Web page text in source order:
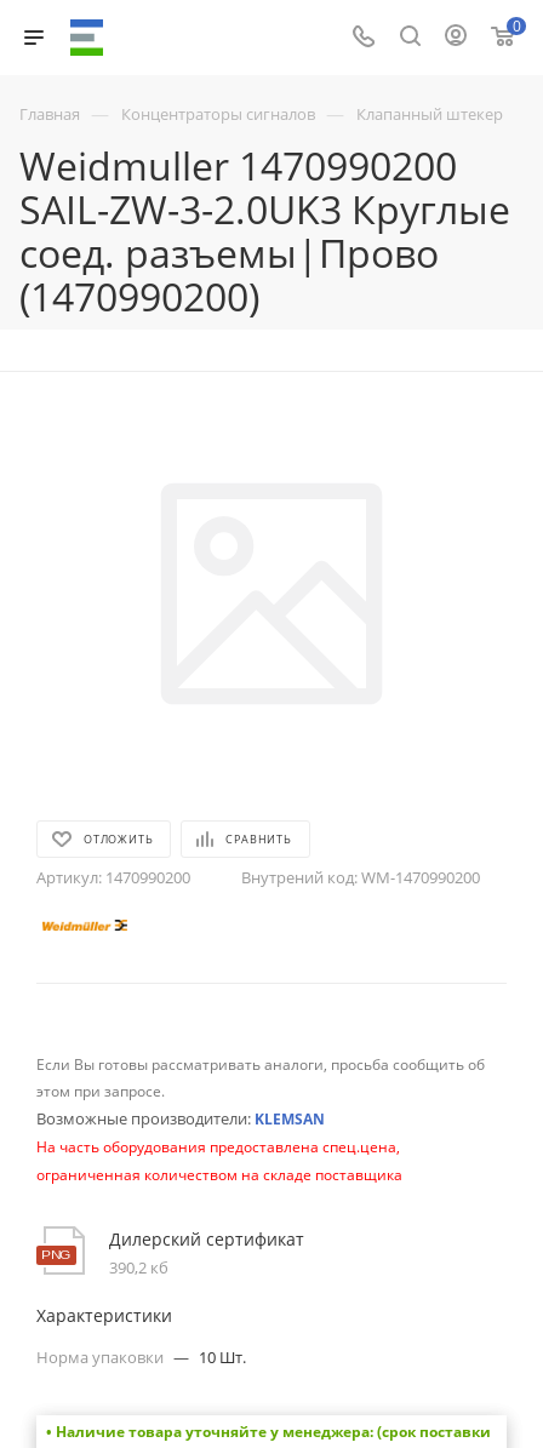
0
Главная — Концентраторы сигналов — Клапанный штекер
Weidmuller 1470990200
SAIL-ZW-3-2.0UK3 Круглые
соед. разъемы|Прово
(1470990200)
ОТЛОЖИТЬ СРАВНИТЬ
Артикул: 1470990200 Внутрений код:WM-1470990200
Если Вы готовы рассматривать аналоги, просьба сообщить об
этом при запросе.
Возможные производители: KLEMSAN
На часть оборудования предоставлена спец.цена,
ограниченная количеством на складе поставщика
Дилерский сертификат
390,2 кб
Характеристики
Норма упаковки — 10 Шт.
• Наличие товара уточняйте у менеджера: (срок поставки